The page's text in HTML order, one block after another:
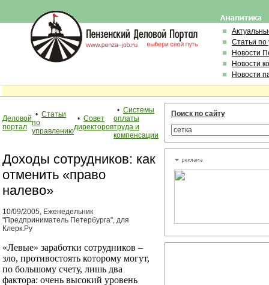
Статьи по
Новости
Новости
Новости
Деловой
портал
• Статьи
по
управлению
• Совет
директоров
• Системы
оплаты
труда и
компенсации
Доходы сотрудников: как
отменить «право
налево»
10/09/2005, Еженедельник
"Предприниматель Петербурга", для
Клерк.Ру
«Левые» заработки сотрудников –
зло, противостоять которому могут,
по большому счету, лишь два
фактора: очень высокий уровень
Поиск по сайту